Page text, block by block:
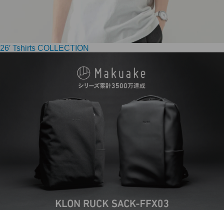
26′ Tshirts COLLECTION